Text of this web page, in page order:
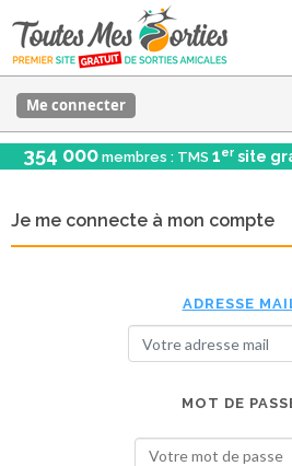
Me connecter
354 000 membres : TMS 1er site
Je me connecte à mon compte
ADRESSE
MOT DE